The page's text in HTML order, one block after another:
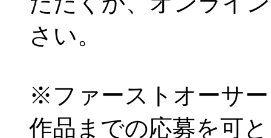
さい。
※ファーストオーサ
作品までの応募を可